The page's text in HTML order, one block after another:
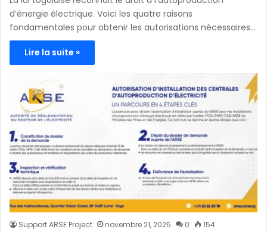
d’énergie électrique. Voici les quatre raisons
fondamentales pour obtenir les autorisations nécessaires…
Lire la suite »
Support ARSE Project novembre 21, 2025 0 154